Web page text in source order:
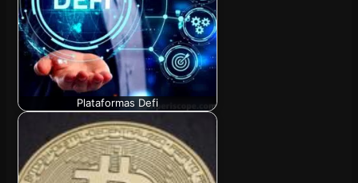
Plataformas Defi